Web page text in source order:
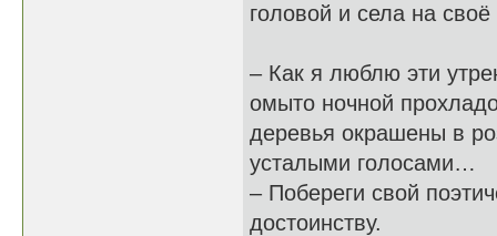
головой и села на
– Как я люблю эти
омыто ночной
деревья окрашены в
усталыми голосами…
– Побереги свой
достоинству.